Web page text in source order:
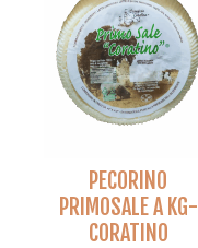
PECORINO
PRIMOSALE A KG-
CORATINO